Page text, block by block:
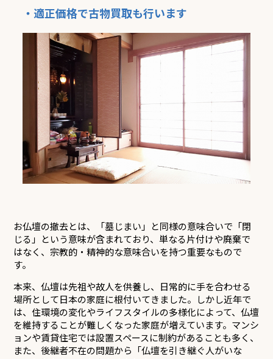
・適正価格で古物買取も行います
お仏壇の撤去とは、「墓じまい」と同様の意味合いで「閉
じる」という意味が含まれており、単なる片付けや廃棄で
はなく、宗教的・精神的な意味合いを持つ重要なもので
す。
本来、仏壇は先祖や故人を供養し、日常的に手を合わせる
場所として日本の家庭に根付いてきました。しかし近年で
は、住環境の変化やライフスタイルの多様化によって、仏壇
を維持することが難しくなった家庭が増えています。マンシ
ョンや賃貸住宅では設置スペースに制約があることも多く、
また、後継者不在の問題から「仏壇を引き継ぐ人がいな